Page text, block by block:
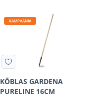
KAMPAANIA
KÕBLAS GARDENA
PURELINE 16CM